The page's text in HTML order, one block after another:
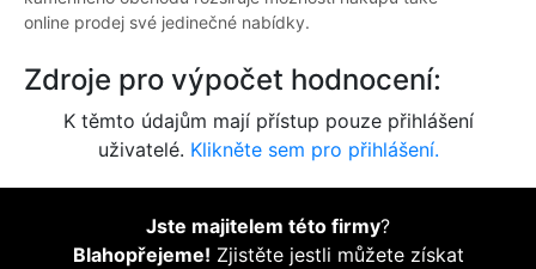
online prodej své jedinečné nabídky.
Zdroje pro výpočet hodnocení:
K těmto údajům mají přístup pouze přihlášení
uživatelé. Klikněte sem pro přihlášení.
Jste majitelem této firmy?
Blahopřejeme! Zjistěte jestli můžete získat